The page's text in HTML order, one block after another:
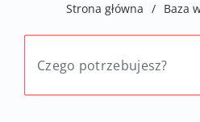
Strona główna / Baza